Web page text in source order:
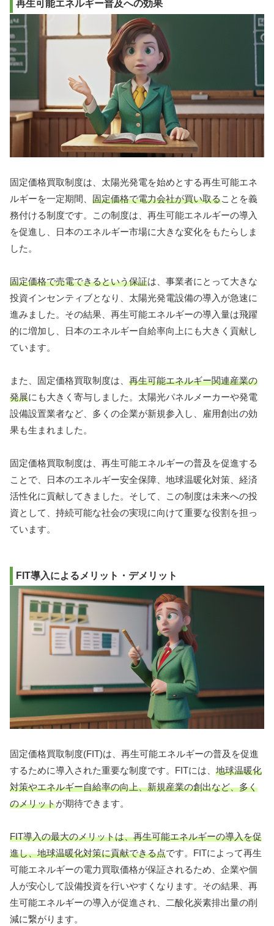
再生可能エネルギー普及への効果
固定価格買取制度は、太陽光発電を始めとする再生可能エネ
ルギーを一定期間、 固定価格で電力会社が買い取ることを義
務付ける制度です。この制度は、再生可能エネルギーの導入
を促進し、日本のエネルギー市場に大きな変化をもたらしま
した。
固定価格で売電できるという保証は、事業者にとって大きな
投資インセンティブとなり、太陽光発電設備の導入が急速に
進みました。その結果、再生可能エネルギーの導入量は飛躍
的に増加し、日本のエネルギー自給率向上にも大きく貢献し
ています。
また、固定価格買取制度は、 再生可能エネルギー関連産業の
発展にも大きく寄与しました。太陽光パネルメーカーや発電
設備設置業者など、多くの企業が新規参入し、雇用創出の効
果も生まれました。
固定価格買取制度は、再生可能エネルギーの普及を促進する
ことで、日本のエネルギー安全保障、地球温暖化対策、経済
活性化に貢献してきました。そして、この制度は未来への投
資として、持続可能な社会の実現に向けて重要な役割を担っ
ています。
FIT導入によるメリット・デメリット
固定価格買取制度(FIT)は、再生可能エネルギーの普及を促進
するために導入された重要な制度です。FITには、 地球温暖化
対策やエネルギー自給率の向上、新規産業の創出など、多く
のメリットが期待できます。
FIT導入の最大のメリットは、再生可能エネルギーの導入を促
進し、地球温暖化対策に貢献できる点です。FITによって再生
可能エネルギーの電力買取価格が保証されるため、企業や個
人が安心して設備投資を行いやすくなります。その結果、再
生可能エネルギーの導入が促進され、二酸化炭素排出量の削
減に繋がります。